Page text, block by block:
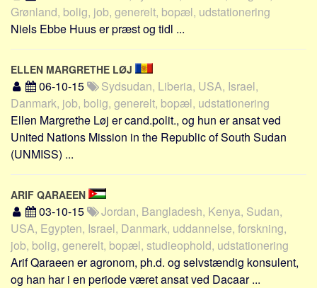
Grønland, bolig, job, generelt, bopæl, udstationering
Niels Ebbe Huus er præst og tidl ...
ELLEN MARGRETHE LØJ
06-10-15
Sydsudan, Liberia, USA, Israel,
Danmark, job, bolig, generelt, bopæl, udstationering
Ellen Margrethe Løj er cand.polit., og hun er ansat ved
United Nations Mission in the Republic of South Sudan
(UNMISS) ...
ARIF QARAEEN
03-10-15
Jordan, Bangladesh, Kenya, Sudan,
USA, Egypten, Israel, Danmark, uddannelse, forskning,
job, bolig, generelt, bopæl, studieophold, udstationering
Arif Qaraeen er agronom, ph.d. og selvstændig konsulent,
og han har i en periode været ansat ved Dacaar ...